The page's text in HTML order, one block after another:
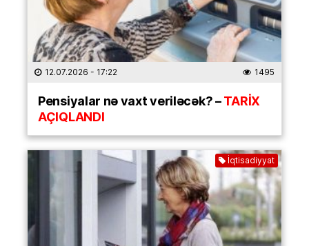
12.07.2026 - 17:22 1495
Pensiyalar nə vaxt veriləcək? –TARİX
AÇIQLANDI
İqtisadiyyat